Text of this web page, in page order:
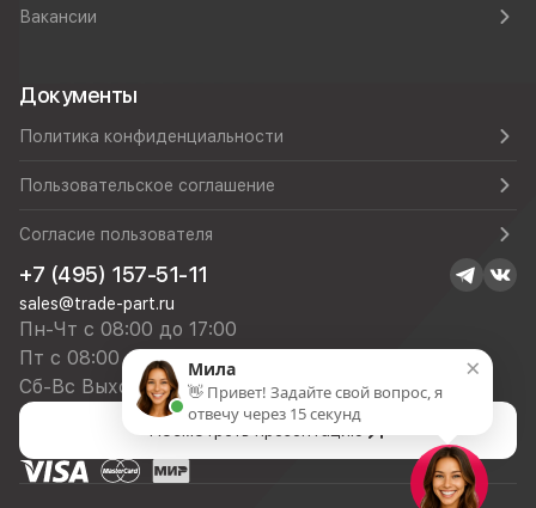
Вакансии
Документы
Политика конфиденциальности
Пользовательское соглашение
Согласие пользователя
+7 (495) 157-51-11
sales@trade-part.ru
Пн-Чт с 08:00 до 17:00
Пт с 08:00 до 16:00
Сб-Вс Выходной
×
Мила
👋 Привет! Задайте свой вопрос, я
отвечу через 15 секунд